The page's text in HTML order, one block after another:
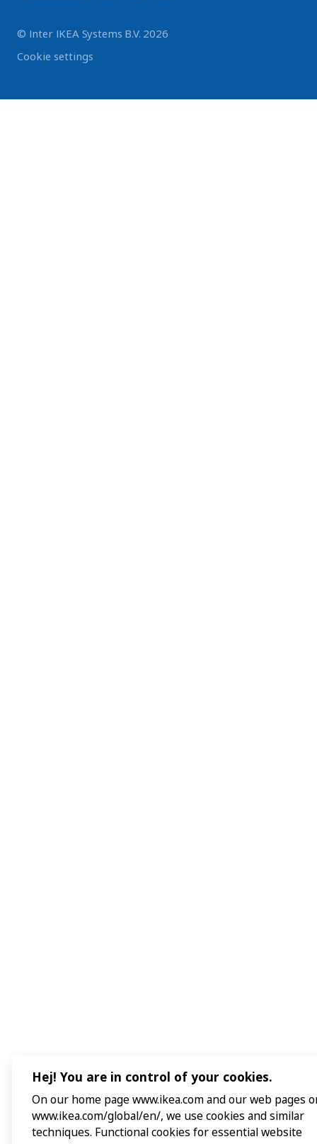
© Inter IKEA Systems B.V. 2026
Cookie settings
Hej! You are in control of your cookies.
On our home page www.ikea.com and our web pages
www.ikea.com/global/en/, we use cookies and similar
techniques. Functional cookies for essential website